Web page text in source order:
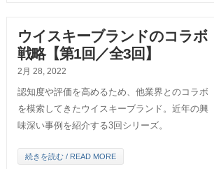
ウイスキーブランドのコラボ
戦略【第1回／全3回】
2月 28, 2022
認知度や評価を高めるため、他業界とのコラボ
を模索してきたウイスキーブランド。近年の興
味深い事例を紹介する3回シリーズ。
続きを読む / READ MORE